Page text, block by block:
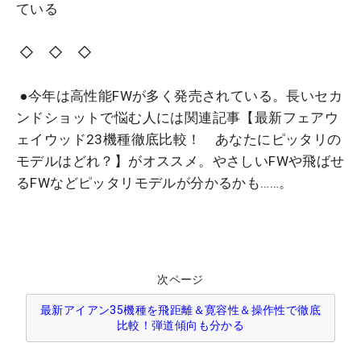
ている
◇ ◇ ◇
●今年は高性能FWが多く発売されている。長いセカ
ンドショットで悩む人には関連記事【最新フェアウ
ェイウッド23機種徹底比較！ あなたにピッタリの
モデルはどれ？】がオススメ。やさしいFWや飛ばせ
るFWなどピッタリモデルが分かるかも……。
次ページ
最新アイアン35機種を飛距離＆寛容性＆操作性で徹底
比較！弾道傾向も分かる